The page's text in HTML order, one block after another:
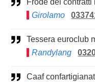
Frode dei
Girolamo
Tessera euroclub
Randylang
Caaf